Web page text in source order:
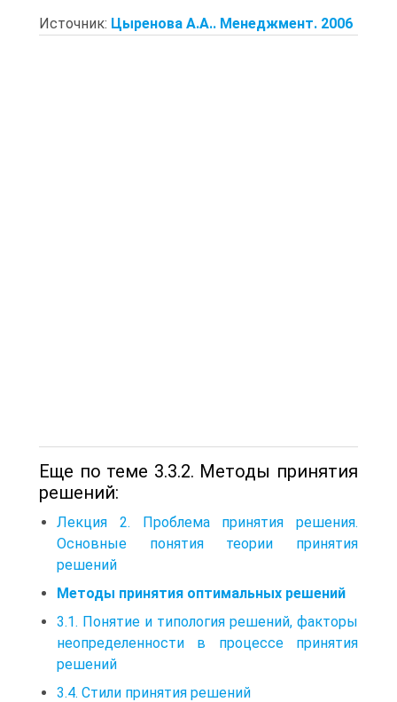
Источник: Цыренова А.А.. Менеджмент. 2006
Еще по теме 3.3.2. Методы принятия
решений:
Лекция 2. Проблема принятия решения.
Основные понятия теории принятия
решений
Методы принятия оптимальных решений
3.1. Понятие и типология решений, факторы
неопределенности в процессе принятия
решений
3.4. Стили принятия решений